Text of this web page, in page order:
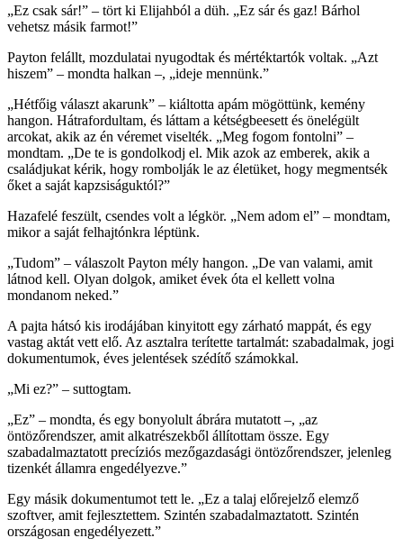
„Ez csak sár!” – tört ki Elijahból a düh. „Ez sár és gaz! Bárhol
vehetsz másik farmot!”
Payton felállt, mozdulatai nyugodtak és mértéktartók voltak. „Azt
hiszem” – mondta halkan –, „ideje mennünk.”
„Hétfőig választ akarunk” – kiáltotta apám mögöttünk, kemény
hangon. Hátrafordultam, és láttam a kétségbeesett és önelégült
arcokat, akik az én véremet viselték. „Meg fogom fontolni” –
mondtam. „De te is gondolkodj el. Mik azok az emberek, akik a
családjukat kérik, hogy rombolják le az életüket, hogy megmentsék
őket a saját kapzsiságuktól?”
Hazafelé feszült, csendes volt a légkör. „Nem adom el” – mondtam,
mikor a saját felhajtónkra léptünk.
„Tudom” – válaszolt Payton mély hangon. „De van valami, amit
látnod kell. Olyan dolgok, amiket évek óta el kellett volna
mondanom neked.”
A pajta hátsó kis irodájában kinyitott egy zárható mappát, és egy
vastag aktát vett elő. Az asztalra terítette tartalmát: szabadalmak, jogi
dokumentumok, éves jelentések szédítő számokkal.
„Mi ez?” – suttogtam.
„Ez” – mondta, és egy bonyolult ábrára mutatott –, „az
öntözőrendszer, amit alkatrészekből állítottam össze. Egy
szabadalmaztatott precíziós mezőgazdasági öntözőrendszer, jelenleg
tizenkét államra engedélyezve.”
Egy másik dokumentumot tett le. „Ez a talaj előrejelző elemző
szoftver, amit fejlesztettem. Szintén szabadalmaztatott. Szintén
országosan engedélyezett.”